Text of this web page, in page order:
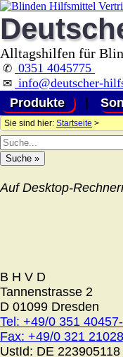
Alltagshilfen für
✆ 0351 4045775
✉ info@deutscher-
Produkte
Sie sind hier: Startseite >
Auf Desktop-
B H V D
Tannenstrasse 2
D 01099 Dresden
Tel: +49/0 351
Fax: +49/0 321
UstId: DE 223905118